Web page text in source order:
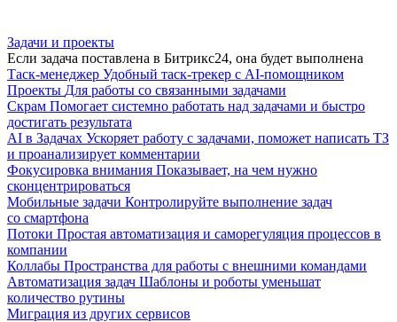
Задачи и проекты
Если задача поставлена в Битрикс24, она будет выполнена
Таск-менеджер Удобный таск-трекер с AI-помощником
Проекты Для работы со связанными задачами
Скрам Помогает системно работать над задачами и быстро
достигать результата
AI в Задачах Ускоряет работу с задачами, поможет написать ТЗ
и проанализирует комментарии
Фокусировка внимания Показывает, на чем нужно
сконцентрироваться
Мобильные задачи Контролируйте выполнение задач
со смартфона
Потоки Простая автоматизация и саморегуляция процессов в
компании
Коллабы Пространства для работы с внешними командами
Автоматизация задач Шаблоны и роботы уменьшат
количество рутины
Миграция из других сервисов